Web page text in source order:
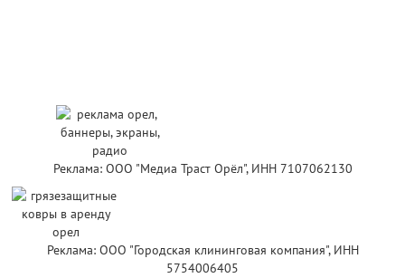
Реклама: ООО "Медиа Траст Орёл", ИНН 7107062130
Реклама: ООО "Городская клининговая компания", ИНН
5754006405